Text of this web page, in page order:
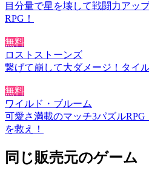
目分量で星を壊して戦闘力アッ
RPG！
無料
ロストストーンズ
繋げて崩して大ダメージ！タイ
無料
ワイルド・ブルーム
可愛さ満載のマッチ3パズル
を救え！
同じ販売元のゲーム